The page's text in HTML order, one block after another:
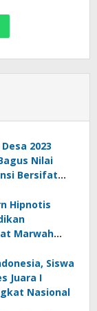
2023
Nilai
Bersifat
Hipnotis
Marwah
Siswa
Juara I
Nasional